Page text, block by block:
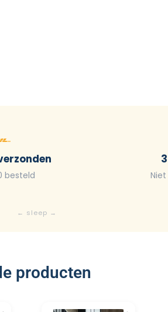
besteld
producten